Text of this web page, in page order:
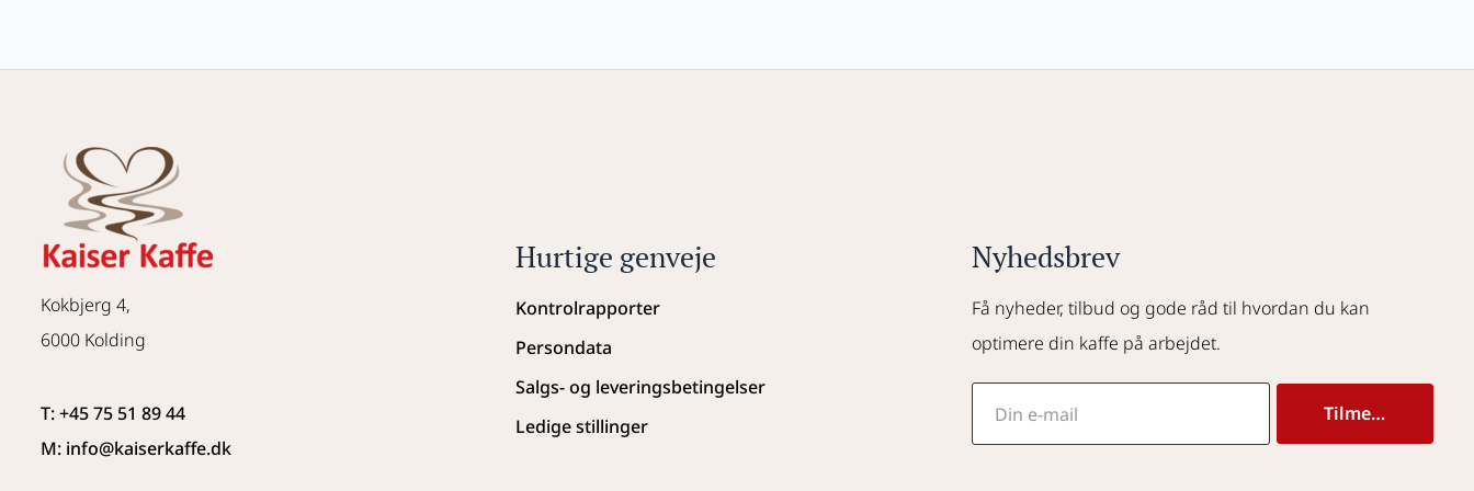
Kokbjerg 4,
6000 Kolding
T: +45 75 51 89 44
M: info@kaiserkaffe.dk
Hurtige genveje
Kontrolrapporter
Persondata
Salgs- og leveringsbetingelser
Ledige stillinger
Nyhedsbrev
Få nyheder, tilbud og gode råd til hvordan du kan
optimere din kaffe på arbejdet.
Tilmeld